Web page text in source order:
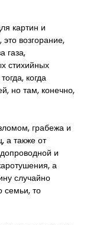
картин и
возгорание,
газа,
стихийных
когда
но там, конечно,
грабежа и
а также от
и
а
случайно
семьи, то